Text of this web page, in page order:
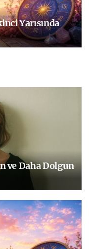
Yarısında
ve Daha Dolgun